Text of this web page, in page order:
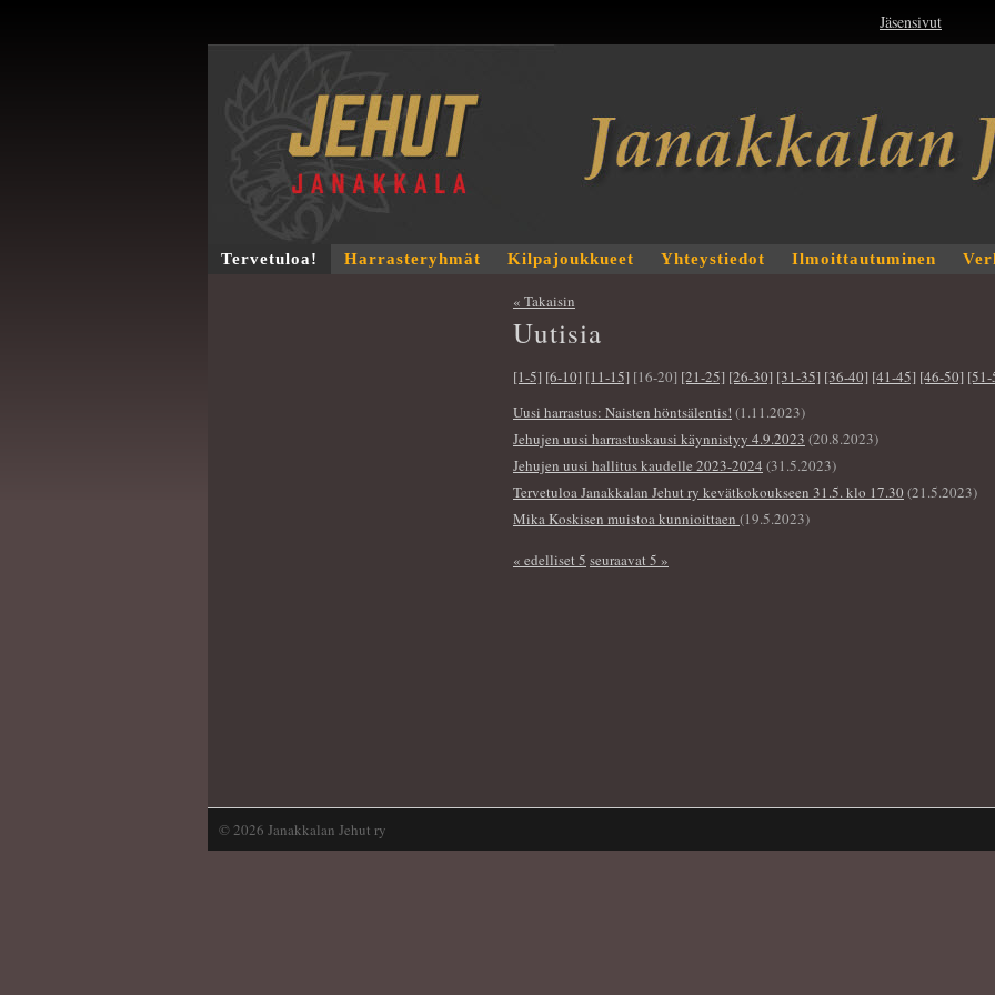
Jäsensivut
Tervetuloa! Harrasteryhmät Kilpajoukkueet Yhteystiedot Ilmoittautuminen
« Takaisin
Uutisia
[1-5] [6-10] [11-15] [16-20] [21-25] [26-30] [31-35] [36-40] [41-45] [46-50]
Uusi harrastus: Naisten höntsälentis! (1.11.2023)
Jehujen uusi harrastuskausi käynnistyy 4.9.2023 (20.8.2023)
Jehujen uusi hallitus kaudelle 2023-2024 (31.5.2023)
Tervetuloa Janakkalan Jehut ry kevätkokoukseen 31.5. klo 17.30 (21.5.2023)
Mika Koskisen muistoa kunnioittaen (19.5.2023)
« edelliset 5 seuraavat 5 »
© 2026 Janakkalan Jehut ry